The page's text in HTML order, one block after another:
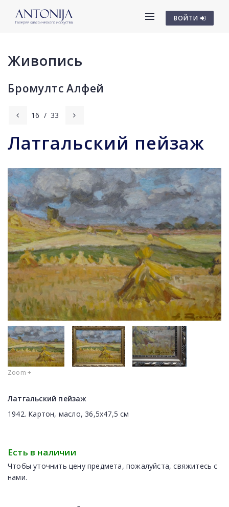
ВОЙТИ
Живопись
Бромултс Алфей
16 / 33
Латгальский пейзаж
Zoom +
Латгальский пейзаж
1942. Картон, масло, 36,5х47,5 см
Есть в наличии
Чтобы уточнить цену предмета, пожалуйста, свяжитесь с
нами.